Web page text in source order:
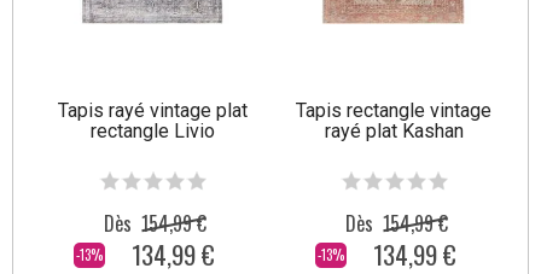
Tapis rayé vintage plat
rectangle Livio
-13%
Dès 154,99 €
134,99 €
Tapis rectangle vintage
rayé plat Kashan
-13%
Dès 154,99 €
134,99 €